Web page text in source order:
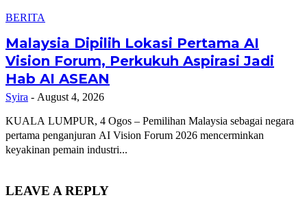
BERITA
Malaysia Dipilih Lokasi Pertama AI
Vision Forum, Perkukuh Aspirasi Jadi
Hab AI ASEAN
Syira - August 4, 2026
KUALA LUMPUR, 4 Ogos – Pemilihan Malaysia sebagai negara
pertama penganjuran AI Vision Forum 2026 mencerminkan
keyakinan pemain industri...
LEAVE A REPLY